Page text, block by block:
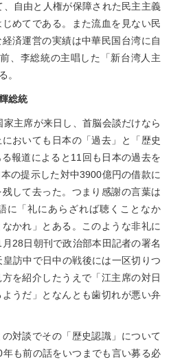
自由と人権が保障された民主主義
めてである。また流血を見ない民
済運営の実績は中華民国台湾に自
、李総統の主唱した「新台湾人主
。
総統
主席が来日し、首脳会談だけなら
おいても日本の「過去」と「歴史
報道によると11回も日本の過去を
の提示した対中3900億円の借款に
して去った。つまり感謝の言葉は
に「礼にあらざれば聴くことなか
かれ」とある。このような非礼に
28日朝刊で政治部本田記者の署名
訪中で日中の戦後には一区切りつ
を紹介したうえで「江主席の対日
うだ」となんとも歯切れが悪い弁
対談でその「歴史認識」について
も前の話をいつまでも言い募る必